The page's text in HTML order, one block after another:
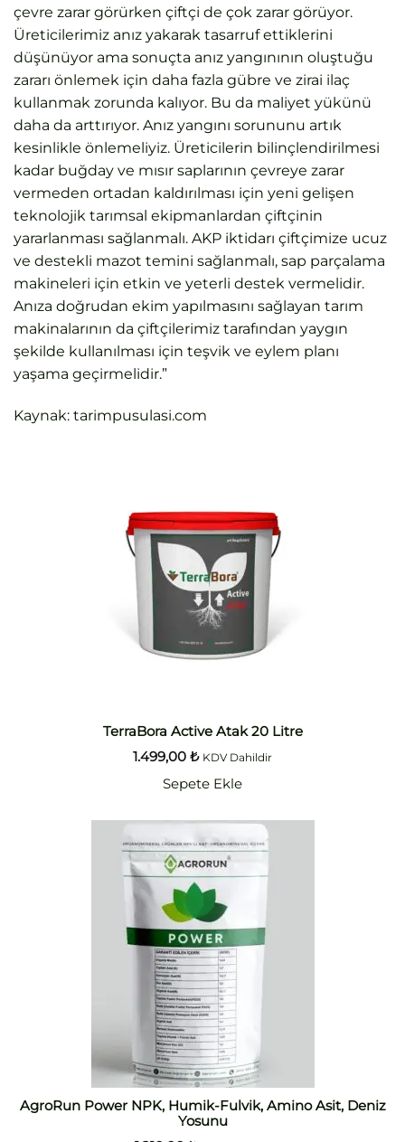
çevre zarar görürken çiftçi de çok zarar görüyor.
Üreticilerimiz anız yakarak tasarruf ettiklerini
düşünüyor ama sonuçta anız yangınının oluştuğu
zararı önlemek için daha fazla gübre ve zirai ilaç
kullanmak zorunda kalıyor. Bu da maliyet yükünü
daha da arttırıyor. Anız yangını sorununu artık
kesinlikle önlemeliyiz. Üreticilerin bilinçlendirilmesi
kadar buğday ve mısır saplarının çevreye zarar
vermeden ortadan kaldırılması için yeni gelişen
teknolojik tarımsal ekipmanlardan çiftçinin
yararlanması sağlanmalı. AKP iktidarı çiftçimize ucuz
ve destekli mazot temini sağlanmalı, sap parçalama
makineleri için etkin ve yeterli destek vermelidir.
Anıza doğrudan ekim yapılmasını sağlayan tarım
makinalarının da çiftçilerimiz tarafından yaygın
şekilde kullanılması için teşvik ve eylem planı
yaşama geçirmelidir.”
Kaynak: tarimpusulasi.com
TerraBora Active Atak 20 Litre
1.499,00 ₺ KDV Dahildir
Sepete Ekle
AgroRun Power NPK, Humik-Fulvik, Amino Asit, Deniz
Yosunu